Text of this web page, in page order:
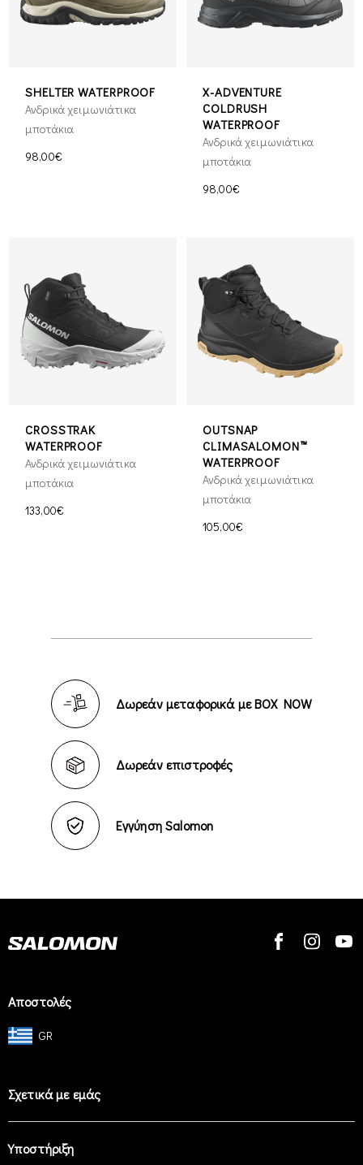
SHELTER WATERPROOF
Ανδρικά χειμωνιάτικα
μποτάκια
98,00€
X-ADVENTURE
COLDRUSH
WATERPROOF
Ανδρικά χειμωνιάτικα
μποτάκια
98,00€
CROSSTRAK
WATERPROOF
Ανδρικά χειμωνιάτικα
μποτάκια
133,00€
OUTSNAP
CLIMASALOMON™
WATERPROOF
Ανδρικά χειμωνιάτικα
μποτάκια
105,00€
Δωρεάν μεταφορικά με BOX NOW
Δωρεάν επιστροφές
Εγγύηση Salomon
Αποστολές
GR
Σχετικά με εμάς
Υποστήριξη